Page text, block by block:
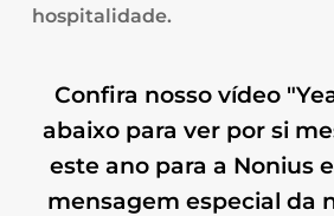
hospitalidade.
Confira nosso vídeo
abaixo para ver por si
este ano para a Nonius
mensagem especial da